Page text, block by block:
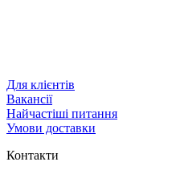
Для клієнтів
Вакансії
Найчастіші питання
Умови доставки
Контакти